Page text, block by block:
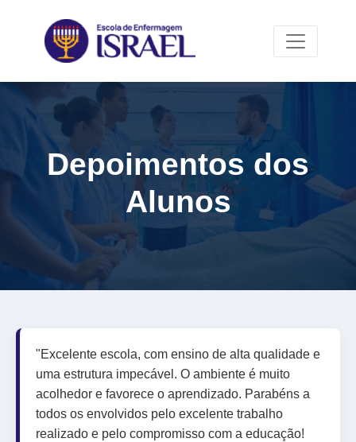
Depoimentos dos
Alunos
"Excelente escola, com ensino de alta qualidade e
uma estrutura impecável. O ambiente é muito
acolhedor e favorece o aprendizado. Parabéns a
todos os envolvidos pelo excelente trabalho
realizado e pelo compromisso com a educação!